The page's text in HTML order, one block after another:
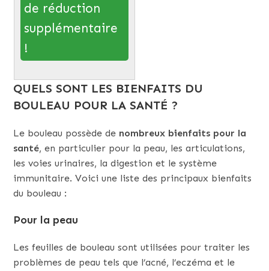
de réduction
supplémentaire
!
QUELS SONT LES BIENFAITS DU
BOULEAU POUR LA SANTÉ ?
Le bouleau possède de nombreux bienfaits pour la
santé, en particulier pour la peau, les articulations,
les voies urinaires, la digestion et le système
immunitaire. Voici une liste des principaux bienfaits
du bouleau :
Pour la peau
Les feuilles de bouleau sont utilisées pour traiter les
problèmes de peau tels que l’acné, l’eczéma et le